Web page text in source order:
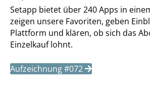
Setapp bietet über 240 Apps in
zeigen unsere Favoriten, geben
Plattform und klären, ob sich das
Einzelkauf lohnt.
Aufzeichnung #072